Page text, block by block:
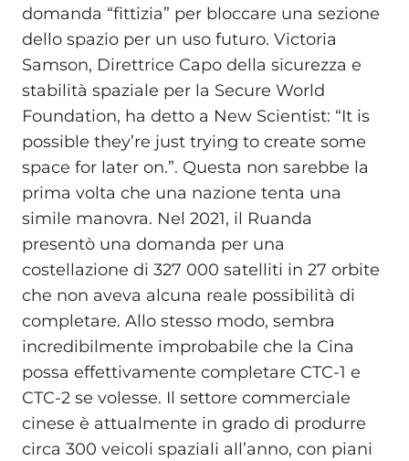
domanda “fittizia” per bloccare una sezione
dello spazio per un uso futuro. Victoria
Samson, Direttrice Capo della sicurezza e
stabilità spaziale per la Secure World
Foundation, ha detto a New Scientist: “It is
possible they’re just trying to create some
space for later on.”. Questa non sarebbe la
prima volta che una nazione tenta una
simile manovra. Nel 2021, il Ruanda
presentò una domanda per una
costellazione di 327 000 satelliti in 27 orbite
che non aveva alcuna reale possibilità di
completare. Allo stesso modo, sembra
incredibilmente improbabile che la Cina
possa effettivamente completare CTC-1 e
CTC-2 se volesse. Il settore commerciale
cinese è attualmente in grado di produrre
circa 300 veicoli spaziali all’anno, con piani